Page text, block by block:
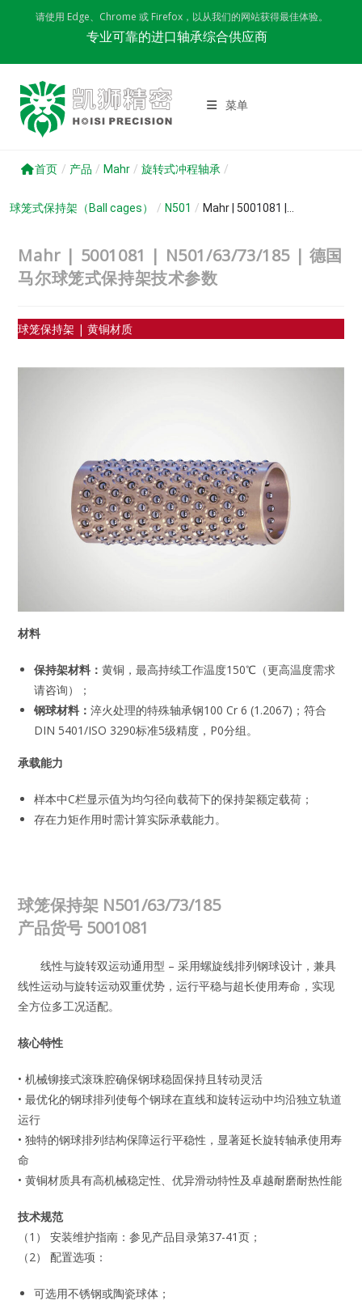
请使用 Edge、Chrome 或 Firefox，以从我们的网站获得最佳体验。
专业可靠的进口轴承综合供应商
菜单
首页 / 产品 / Mahr / 旋转式冲程轴承 /
球笼式保持架（Ball cages） / N501 / Mahr | 5001081 |...
Mahr | 5001081 | N501/63/73/185 | 德国
马尔球笼式保持架技术参数
球笼保持架 | 黄铜材质
材料
保持架材料：黄铜，最高持续工作温度150℃（更高温度需求
请咨询）；
钢球材料：淬火处理的特殊轴承钢100 Cr 6 (1.2067)；符合
DIN 5401/ISO 3290标准5级精度，P0分组。
承载能力
样本中C栏显示值为均匀径向载荷下的保持架额定载荷；
存在力矩作用时需计算实际承载能力。
球笼保持架 N501/63/73/185
产品货号 5001081
线性与旋转双运动通用型 – 采用螺旋线排列钢球设计，兼具
线性运动与旋转运动双重优势，运行平稳与超长使用寿命，实现
全方位多工况适配。
核心特性
• 机械铆接式滚珠腔确保钢球稳固保持且转动灵活
• 最优化的钢球排列使每个钢球在直线和旋转运动中均沿独立轨道
运行
• 独特的钢球排列结构保障运行平稳性，显著延长旋转轴承使用寿
命
• 黄铜材质具有高机械稳定性、优异滑动特性及卓越耐磨耐热性能
技术规范
（1） 安装维护指南：参见产品目录第37-41页；
（2） 配置选项：
可选用不锈钢或陶瓷球体；